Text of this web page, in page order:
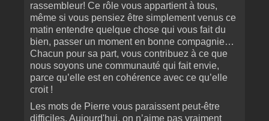
rassembleur! Ce rôle vous appartient à tous,
même si vous pensiez être simplement venus ce
matin entendre quelque chose qui vous fait du
bien, passer un moment en bonne compagnie…
Chacun pour sa part, vous contribuez à ce que
nous soyons une communauté qui fait envie,
parce qu’elle est en cohérence avec ce qu’elle
croit !
Les mots de Pierre vous paraissent peut-être
difficiles. Aujourd'hui, on n’aime pas vraiment